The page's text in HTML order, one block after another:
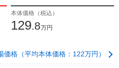
本体価格（税込）
129.8万円
価格（平均本体価格：122万円）